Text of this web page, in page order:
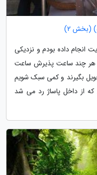
(بخش 2)
انجام داده بودم و نزدیکی
هر چند ساعت پذیرش ساعت
بگیرند و کمی سبک شویم
که از داخل پاساژ رد می شد